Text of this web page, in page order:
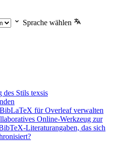
Sprache wählen
des Stils texsis
für Overleaf verwalten
Online-Werkzeug zur
Literaturangaben, das sich